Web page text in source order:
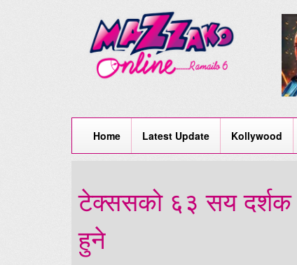
Home Latest Update Kollywood
टेक्ससको ६३ सय दर्शक
हुने